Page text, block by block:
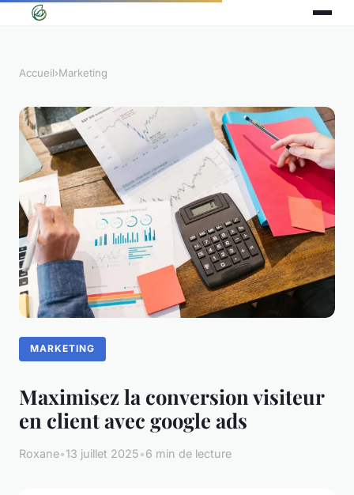
Accueil›Marketing
MARKETING
Maximisez la conversion visiteur
en client avec google ads
Roxane•13 juillet 2025•6 min de lecture